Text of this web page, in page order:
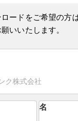
ードをご希望の方
いいたします。
名